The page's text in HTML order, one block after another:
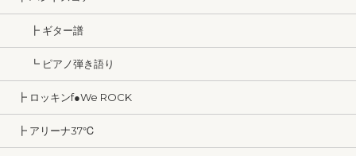
┣ ギター譜
┗ ピアノ弾き語り
┣ ロッキンf●We ROCK
┣ アリーナ37℃